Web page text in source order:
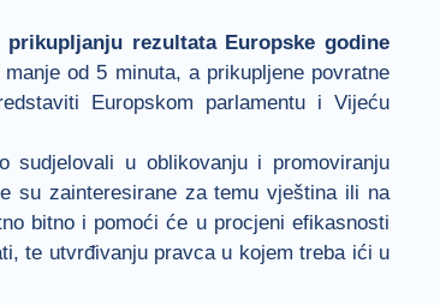
prikupljanju rezultata Europske godine
od 5 minuta, a prikupljene povratne
Europskom parlamentu i Vijeću
sudjelovali u oblikovanju i promoviranju
su zainteresirane za temu vještina ili na
bitno i pomoći će u procjeni efikasnosti
te utvrđivanju pravca u kojem treba ići u